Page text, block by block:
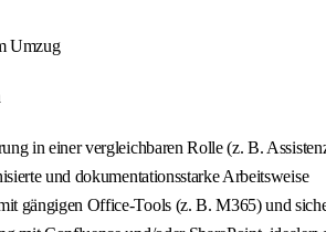
Umzug
in einer vergleichbaren Rolle (z. B.
und dokumentationsstarke Arbeitsweise
gängigen Office-Tools (z. B. M365) und